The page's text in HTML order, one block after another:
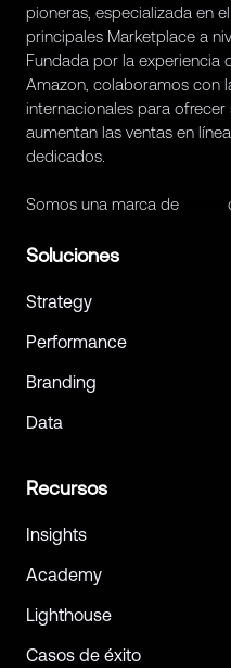
pioneras, especializada en
principales Marketplace a
Fundada por la experiencia
Amazon, colaboramos con
internacionales para
aumentan las ventas en
dedicados.
Somos una marca de
Soluciones
Strategy
Performance
Branding
Data
Recursos
Insights
Academy
Lighthouse
Casos de éxito